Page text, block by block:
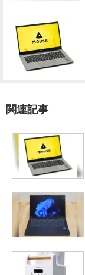
関連記事